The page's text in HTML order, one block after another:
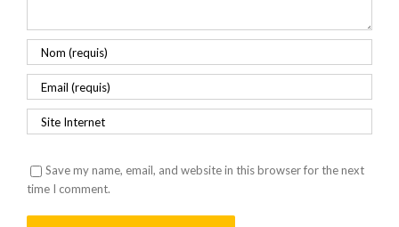
Save my name, email, and website in this browser for the next
time I comment.